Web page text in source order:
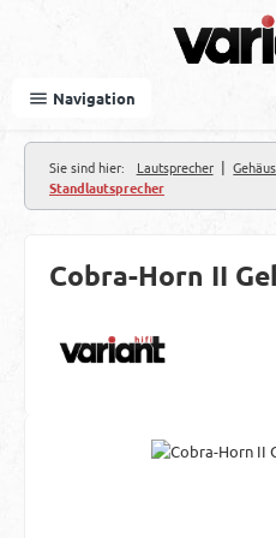
Navigation
Sie sind hier: Lautsprecher |
Standlautsprecher
Cobra-Horn II
Bildergalerie überspringen